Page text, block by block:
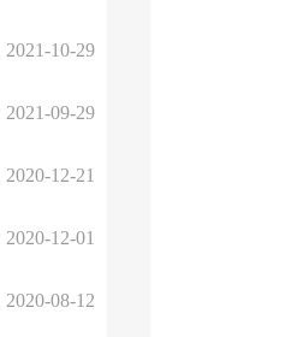
2021-10-29
2021-09-29
2020-12-21
2020-12-01
2020-08-12